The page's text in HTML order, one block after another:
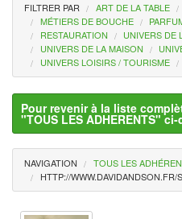
FILTRER PAR ART DE LA TABLE
MÉTIERS DE BOUCHE
RESTAURATION
UNIVERS DE
UNIVERS DE LA MAISON
UNIVERS LOISIRS / TOURISME
Pour revenir à la liste
"TOUS LES ADHERENTS"
NAVIGATION
TOUS LES
HTTP://